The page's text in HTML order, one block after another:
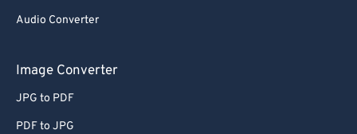
Audio Converter
Image Converter
JPG to PDF
PDF to JPG